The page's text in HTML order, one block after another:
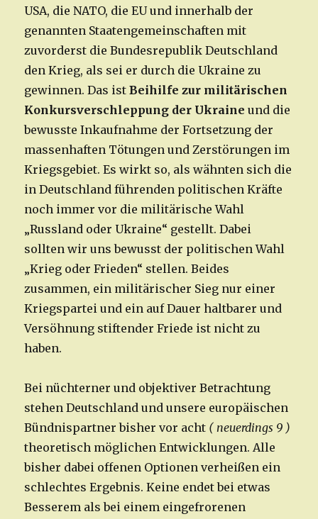
USA, die NATO, die EU und innerhalb der
genannten Staatengemeinschaften mit
zuvorderst die Bundesrepublik Deutschland
den Krieg, als sei er durch die Ukraine zu
gewinnen. Das istBeihilfe zur militärischen
Konkursverschleppung der Ukraine und die
bewusste Inkaufnahme der Fortsetzung der
massenhaften Tötungen und Zerstörungen im
Kriegsgebiet. Es wirkt so, als wähnten sich die
in Deutschland führenden politischen Kräfte
noch immer vor die militärische Wahl
„Russland oder Ukraine“ gestellt. Dabei
sollten wir uns bewusst der politischen Wahl
„Krieg oder Frieden“ stellen. Beides
zusammen, ein militärischer Sieg nur einer
Kriegspartei und ein auf Dauer haltbarer und
Versöhnung stiftender Friede ist nicht zu
haben.
Bei nüchterner und objektiver Betrachtung
stehen Deutschland und unsere europäischen
Bündnispartner bisher vor acht ( neuerdings 9 )
theoretisch möglichen Entwicklungen. Alle
bisher dabei offenen Optionen verheißen ein
schlechtes Ergebnis. Keine endet bei etwas
Besserem als bei einem eingefrorenen